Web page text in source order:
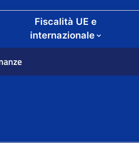
Fiscalità UE e
internazionale
Finanze